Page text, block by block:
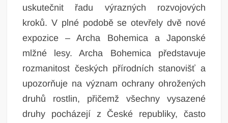
uskutečnit řadu výrazných rozvojových
kroků. V plné podobě se otevřely dvě nové
expozice – Archa Bohemica a Japonské
mlžné lesy. Archa Bohemica představuje
rozmanitost českých přírodních stanovišť a
upozorňuje na význam ochrany ohrožených
druhů rostlin, přičemž všechny vysazené
druhy pocházejí z České republiky, často